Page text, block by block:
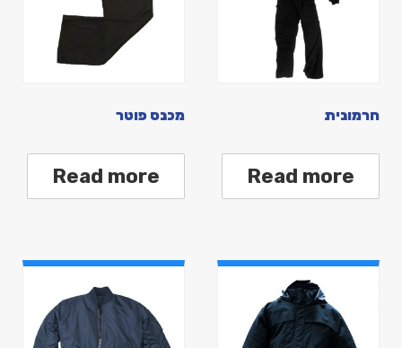
חרמונית
Read more
מכנס פוטר
Read more